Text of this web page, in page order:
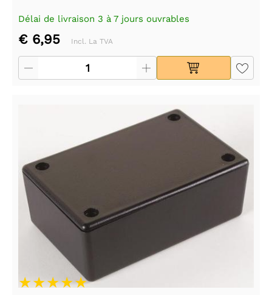
Délai de livraison 3 à 7 jours ouvrables
€ 6,95 Incl. La TVA